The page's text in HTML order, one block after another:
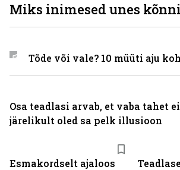
Esmakordselt ajaloos
Miks inimesed unes
Tõde või vale? 10 müüti aju
Osa teadlasi arvab, et vaba tahet
järelikult oled sa pelk illusioon